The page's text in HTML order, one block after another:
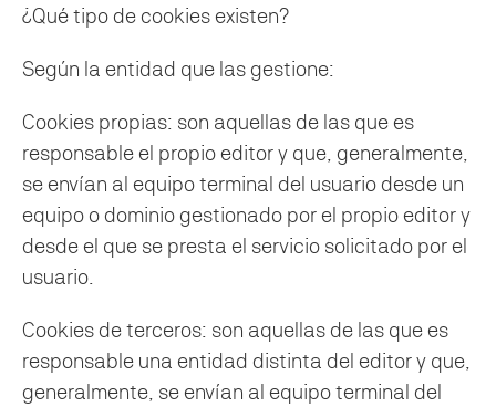
¿Qué tipo de cookies existen?
Según la entidad que las gestione:
Cookies propias: son aquellas de las que es
responsable el propio editor y que, generalmente,
se envían al equipo terminal del usuario desde un
equipo o dominio gestionado por el propio editor y
desde el que se presta el servicio solicitado por el
usuario.
Cookies de terceros: son aquellas de las que es
responsable una entidad distinta del editor y que,
generalmente, se envían al equipo terminal del